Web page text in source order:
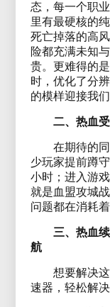
态，每一个职
里有最硬核的
死亡掉落的高
险都充满未知
贵。更难得的
时，优化了分
的模样迎接我
二、热血
在期待的
少玩家提前蹲
小时；进入游
就是血盟攻城
问题都在消耗
三、热血
航
想要解决
速器，轻松解